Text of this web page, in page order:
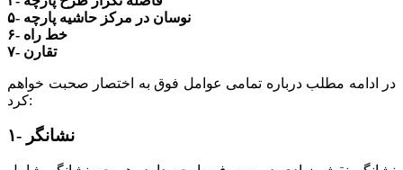
۵- نوسان در مرکز حاشیه پارچه
۶- خط راه
۷- تقارن
در ادامه مطلب درباره تمامی عوامل فوق به اختصار صحبت خواهم
کرد:
۱- نشانگر